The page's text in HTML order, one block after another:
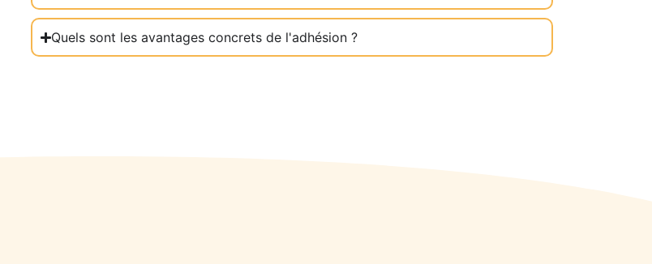
Quels sont les avantages concrets de l'adhésion ?